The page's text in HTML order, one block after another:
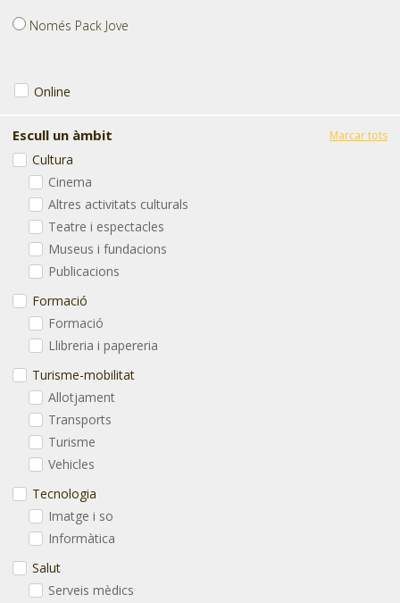
Només Pack Jove
Online
Marcar tots
Escull un àmbit
Cultura
Cinema
Altres activitats culturals
Teatre i espectacles
Museus i fundacions
Publicacions
Formació
Formació
Llibreria i papereria
Turisme-mobilitat
Allotjament
Transports
Turisme
Vehicles
Tecnologia
Imatge i so
Informàtica
Salut
Serveis mèdics